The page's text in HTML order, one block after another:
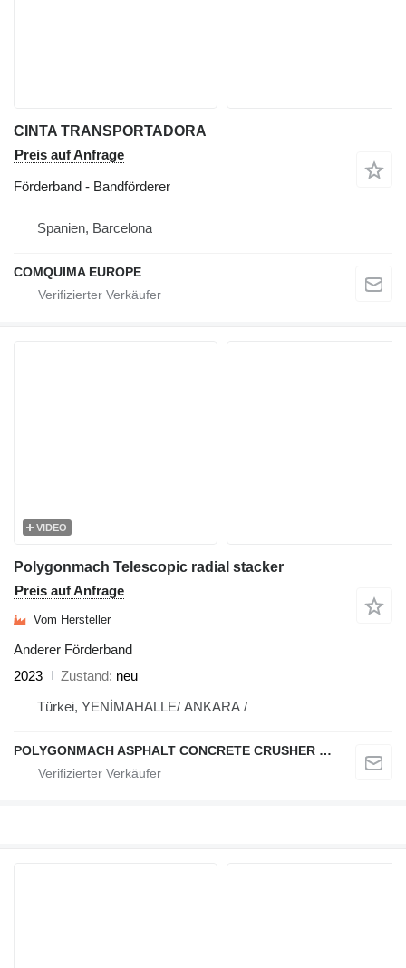
CINTA TRANSPORTADORA
Preis auf Anfrage
Förderband - Bandförderer
Spanien, Barcelona
COMQUIMA EUROPE
VIDEO
Polygonmach Telescopic radial stacker
Preis auf Anfrage
Vom Hersteller
Anderer Förderband
2023
Zustand neu
Türkei, YENİMAHALLE/ ANKARA /
POLYGONMACH ASPHALT CONCRETE CRUSHER SYSTEMS